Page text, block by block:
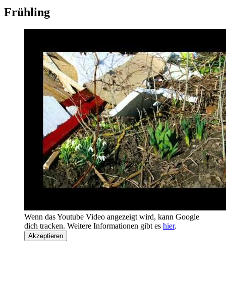
Frühling
Wenn das Youtube Video angezeigt wird, kann Google
dich tracken. Weitere Informationen gibt es hier.
Akzeptieren